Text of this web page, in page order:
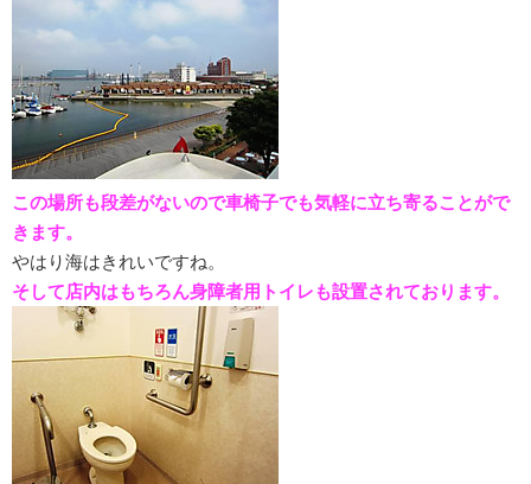
この場所も段差がないので車椅子でも気軽に立ち寄ることがで
きます。
やはり海はきれいですね。
そして店内はもちろん身障者用トイレも設置されております。